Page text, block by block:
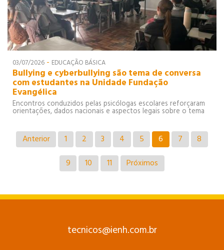
03/07/2026 - EDUCAÇÃO BÁSICA
Bullying e cyberbullying são tema de conversa
com estudantes na Unidade Fundação
Evangélica
Encontros conduzidos pelas psicólogas escolares reforçaram
orientações, dados nacionais e aspectos legais sobre o tema
Anterior 1 2 3 4 5 6 7
8
9
10 11 Próximos
tecnicos@ienh.com.br